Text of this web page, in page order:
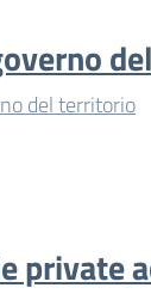
del territorio
private